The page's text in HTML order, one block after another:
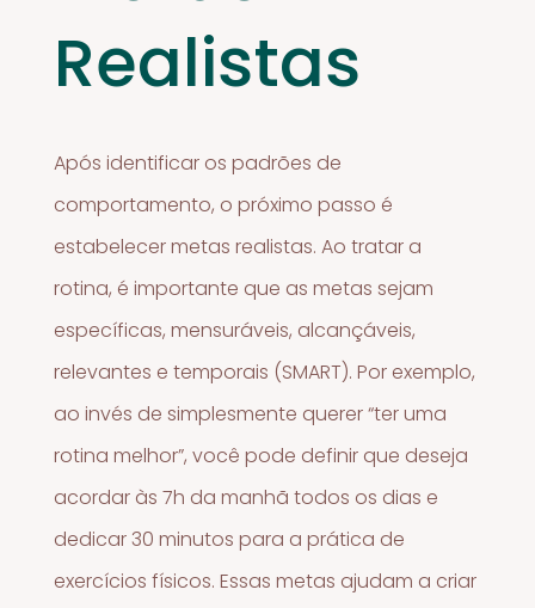
Realistas
Após identificar os padrões de
comportamento, o próximo passo é
estabelecer metas realistas. Ao tratar a
rotina, é importante que as metas sejam
específicas, mensuráveis, alcançáveis,
relevantes e temporais (SMART). Por exemplo,
ao invés de simplesmente querer “ter uma
rotina melhor”, você pode definir que deseja
acordar às 7h da manhã todos os dias e
dedicar 30 minutos para a prática de
exercícios físicos. Essas metas ajudam a criar